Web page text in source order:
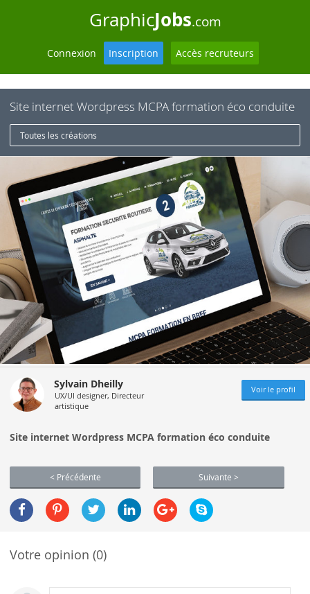
GraphicJobs.com
Connexion Inscription Accès recruteurs
Site internet Wordpress MCPA formation éco conduite
Toutes les créations
Sylvain Dheilly
UX/UI designer, Directeur
artistique
Voir le profil
Site internet Wordpress MCPA formation éco conduite
< Précédente Suivante >
Votre opinion (0)